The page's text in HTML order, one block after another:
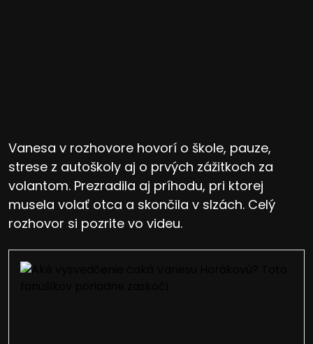
Vanesa v rozhovore hovorí o škole, pauze,
strese z autoškoly aj o prvých zážitkoch za
volantom. Prezradila aj príhodu, pri ktorej
musela volať otca a skončila v slzách. Celý
rozhovor si pozrite vo videu.